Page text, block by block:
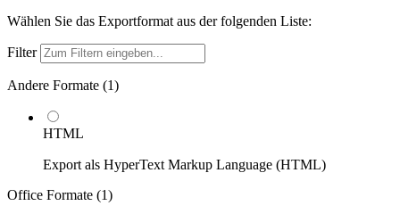
Wählen Sie das Exportformat aus der folgenden Liste:
Filter
Andere Formate (1)
HTML
Export als HyperText Markup Language (HTML)
Office Formate (1)